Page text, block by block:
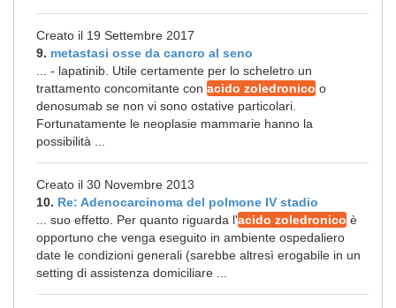
Creato il 19 Settembre 2017
9. metastasi osse da cancro al seno
... - lapatinib. Utile certamente per lo scheletro un
trattamento concomitante con acido zoledronico o
denosumab se non vi sono ostative particolari.
Fortunatamente le neoplasie mammarie hanno la
possibilità ...
Creato il 30 Novembre 2013
10. Re: Adenocarcinoma del polmone IV stadio
... suo effetto. Per quanto riguarda l'acido zoledronico è
opportuno che venga eseguito in ambiente ospedaliero
date le condizioni generali (sarebbe altresì erogabile in un
setting di assistenza domiciliare ...